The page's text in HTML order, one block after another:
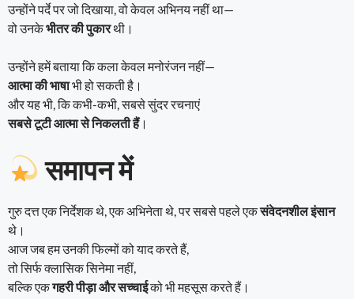
उन्होंने पर्दे पर जो दिखाया, वो केवल अभिनय नहीं था—
वो उनकेभीतर की पुकारथी।
उन्होंने हमें बताया कि कला केवल मनोरंजन नहीं—
आत्मा की भाषाभी हो सकती है।
और यह भी, कि कभी-कभी, सबसे सुंदर रचनाएं
सबसे टूटी आत्मा से निकलती हैं।
समापन में
गुरु दत्त एक निर्देशक थे, एक अभिनेता थे, पर सबसे पहले एकसंवेदनशील इंसान
थे।
आज जब हम उनकी फिल्मों को याद करते हैं,
तो सिर्फ क्लासिक सिनेमा नहीं,
बल्कि एकगहरी पीड़ा और सच्चाईको भी महसूस करते हैं।